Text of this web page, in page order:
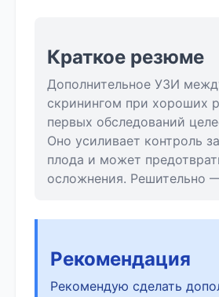
Краткое резюме
Дополнительное УЗИ
скринингом при хороших
первых обследований
Оно усиливает контроль
плода и может
осложнения. Решительно
Рекомендация
Рекомендую сделать